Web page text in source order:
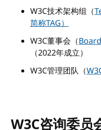
W3C技术架构组（
简称TAG）
W3C董事会（
（2022年成立）
W3C管理团队（
W3C咨询委员